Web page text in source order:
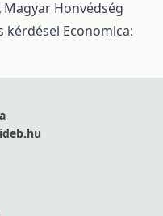
Magyar Honvédség
kérdései Economica: